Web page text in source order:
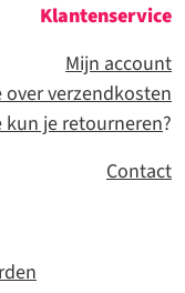
Klantenservice
Mijn account
verzendkosten
kun je retourneren?
Contact